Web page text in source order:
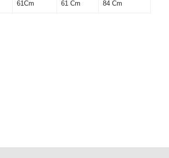
61Cm 61 Cm 84 Cm